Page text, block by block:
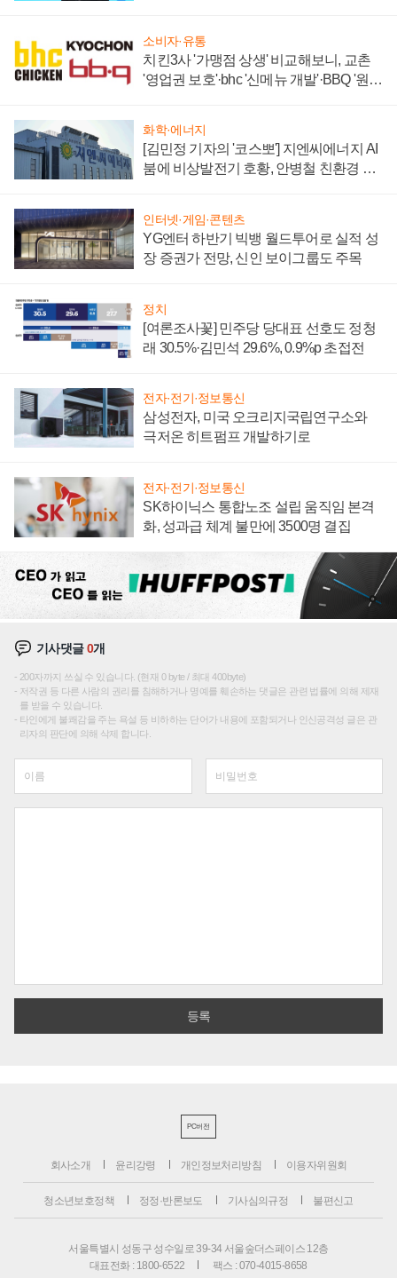
소비자·유통
치킨3사 '가맹점 상생' 비교해보니, 교촌
'영업권 보호'·bhc '신메뉴 개발'·BBQ '원가
화학·에너지
[김민정 기자의 '코스뽀'] 지엔씨에너지 AI
붐에 비상발전기 호황, 안병철 친환경 에
인터넷·게임·콘텐츠
YG엔터 하반기 빅뱅 월드투어로 실적 성
장 증권가 전망, 신인 보이그룹도 주목
정치
[여론조사꽃] 민주당 당대표 선호도 정청
래 30.5%·김민석 29.6%, 0.9%p 초접전
전자·전기·정보통신
삼성전자, 미국 오크리지국립연구소와
극저온 히트펌프 개발하기로
전자·전기·정보통신
SK하이닉스 통합노조 설립 움직임 본격
화, 성과급 체계 불만에 3500명 결집
기사댓글0개
200자까지 쓰실 수 있습니다. (현재 0 byte / 최대 400byte)
저작권 등 다른 사람의 권리를 침해하거나 명예를 훼손하는 댓글은 관련 법률에 의해 제재
를 받을 수 있습니다.
타인에게 불쾌감을 주는 욕설 등 비하하는 단어가 내용에 포함되거나 인신공격성 글은 관
리자의 판단에 의해 삭제 합니다.
PC버전
회사소개 윤리강령 개인정보처리방침 이용자위원회
청소년보호정책 정정·반론보도 기사심의규정 불편신고
서울특별시 성동구 성수일로 39-34 서울숲더스페이스 12층
대표전화 : 1800-6522
팩스 : 070-4015-8658